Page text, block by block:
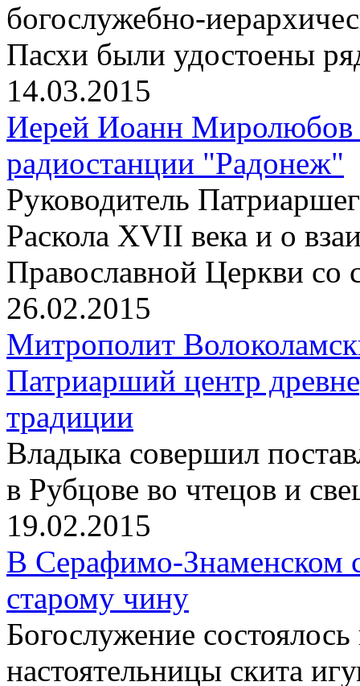
богослужебно-
Пасхи были удостоены
14.03.2015
Иерей Иоанн Миролюбов
радиостанции "Радонеж"
Pуководитель
Раскола XVII века и о
Православной Церкви со
26.02.2015
Митрополит
Патриарший центр
традиции
Владыка совершил
в Рубцове во чтецов и
19.02.2015
В Серафимо-Знаменском
старому чину
Богослужение
настоятельницы скита